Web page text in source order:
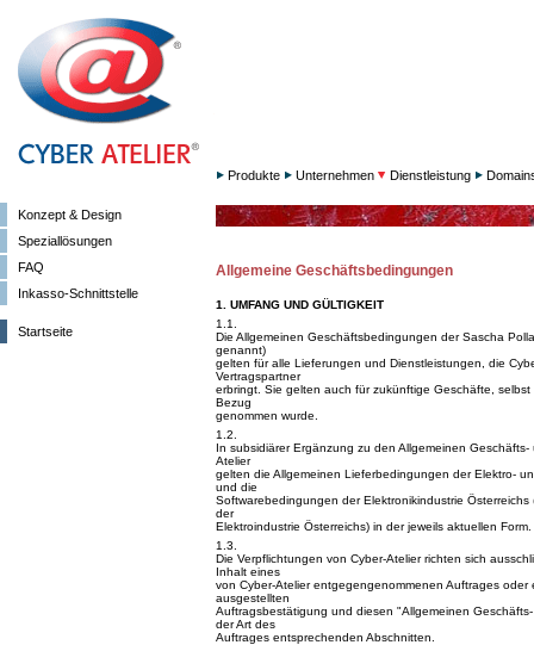
Konzept & Design
Speziallösungen
FAQ
Inkasso-Schnittstelle
Startseite
Produkte Unternehmen Dienstleistung
Allgemeine Geschäftsbedingungen
1. UMFANG UND GÜLTIGKEIT
1.1.
Die Allgemeinen Geschäftsbedingungen der Sascha
genannt)
gelten für alle Lieferungen und Dienstleistungen, die
Vertragspartner
erbringt. Sie gelten auch für zukünftige Geschäfte,
Bezug
genommen wurde.
1.2.
In subsidiärer Ergänzung zu den Allgemeinen
Atelier
gelten die Allgemeinen Lieferbedingungen der Elektro-
und die
Softwarebedingungen der Elektronikindustrie
der
Elektroindustrie Österreichs) in der jeweils aktuellen Form.
1.3.
Die Verpflichtungen von Cyber-Atelier richten sich
Inhalt eines
von Cyber-Atelier entgegengenommenen Auftrages oder
ausgestellten
Auftragsbestätigung und diesen "Allgemeinen
der Art des
Auftrages entsprechenden Abschnitten.